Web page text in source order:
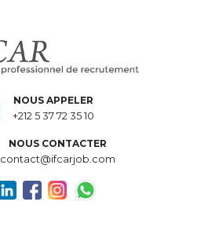
NOUS APPELER
+212 5 37 72 35 10
NOUS CONTACTER
contact@ifcarjob.com